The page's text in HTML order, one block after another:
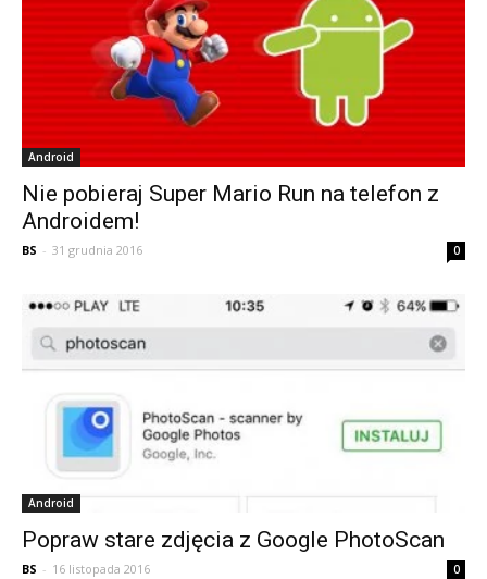
Android
Nie pobieraj Super Mario Run na telefon z
Androidem!
BS - 31 grudnia 2016 0
Android
Popraw stare zdjęcia z Google PhotoScan
BS - 16 listopada 2016 0